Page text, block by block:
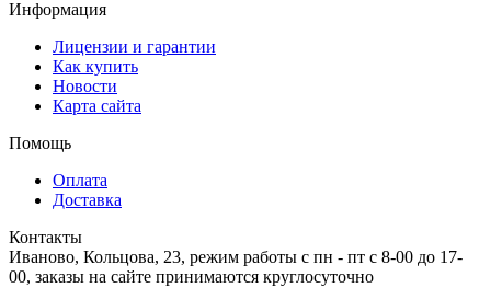
Информация
Лицензии и гарантии
Как купить
Новости
Карта сайта
Помощь
Оплата
Доставка
Контакты
Иваново, Кольцова, 23, режим работы с пн - пт с 8-00 до 17-
00, заказы на сайте принимаются круглосуточно